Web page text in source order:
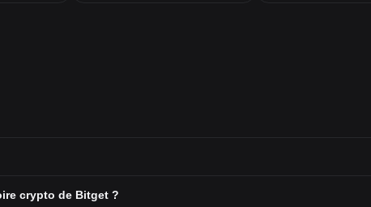
crypto de Bitget ?